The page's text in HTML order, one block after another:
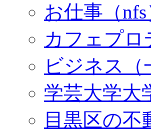
お仕事（nfs
カフェプロ
ビジネス（
学芸大学大
目黒区の不